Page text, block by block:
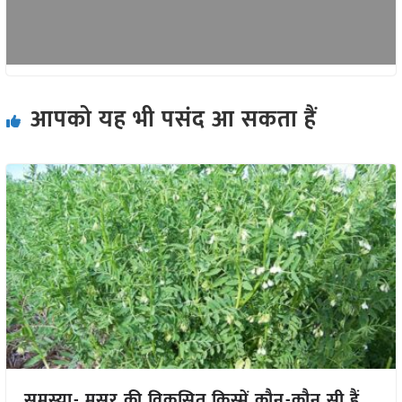
आपको यह भी पसंद आ सकता हैं